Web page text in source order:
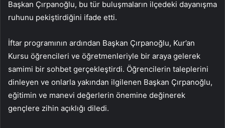
Başkan Çırpanoğlu, bu tür buluşmaların ilçedeki dayanışma
ruhunu pekiştirdiğini ifade etti.
İftar programının ardından Başkan Çırpanoğlu, Kur’an
Kursu öğrencileri ve öğretmenleriyle bir araya gelerek
samimi bir sohbet gerçekleştirdi. Öğrencilerin taleplerini
dinleyen ve onlarla yakından ilgilenen Başkan Çırpanoğlu,
eğitimin ve manevi değerlerin önemine değinerek
gençlere zihin açıklığı diledi.